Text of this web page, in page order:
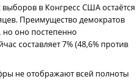
в Конгресс США остаётся
Преимущество демократов
но оно постепенно
составляет 7% (48,6% против
не отображают всей полноты